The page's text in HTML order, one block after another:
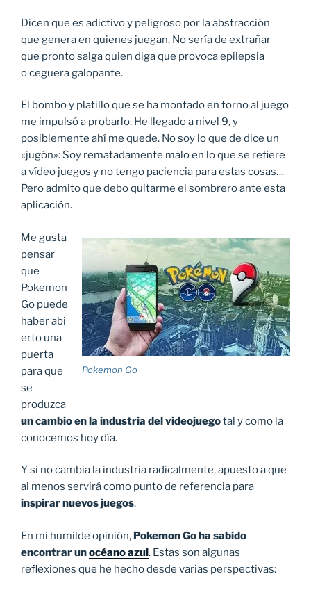
Dicen que es adictivo y peligroso por la abstracción
que genera en quienes juegan. No sería de extrañar
que pronto salga quien diga que provoca epilepsia
o ceguera galopante.
El bombo y platillo que se ha montado en torno al juego
me impulsó a probarlo. He llegado a nivel 9, y
posiblemente ahí me quede. No soy lo que de dice un
«jugón»: Soy rematadamente malo en lo que se refiere
a vídeo juegos y no tengo paciencia para estas cosas…
Pero admito que debo quitarme el sombrero ante esta
aplicación.
Pokemon Go
Me gusta
pensar
que
Pokemon
Go puede
haberabi
erto una
puerta
para que
se
produzca
un cambio en la industria del videojuegotal y como la
conocemos hoy día.
Y si no cambia la industria radicalmente, apuesto a que
al menos servirá como punto de referencia para
inspirar nuevos juegos.
En mi humilde opinión, Pokemon Go ha sabido
encontrar unocéano azul. Estas son algunas
reflexiones que he hecho desde varias perspectivas: